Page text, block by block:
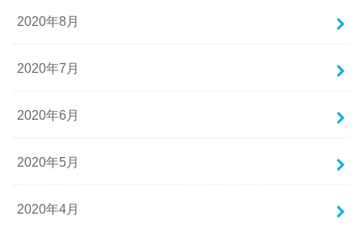
2020年8月
2020年7月
2020年6月
2020年5月
2020年4月